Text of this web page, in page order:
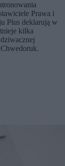
Prawa i
Plus deklarują w
kilka